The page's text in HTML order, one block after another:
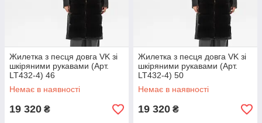
Жилетка з песця довга VK зі
шкіряними рукавами (Арт.
LT432-4) 46
Немає в наявності
19 320 ₴
Жилетка з песця довга VK зі
шкіряними рукавами (Арт.
LT432-4) 50
Немає в наявності
19 320 ₴